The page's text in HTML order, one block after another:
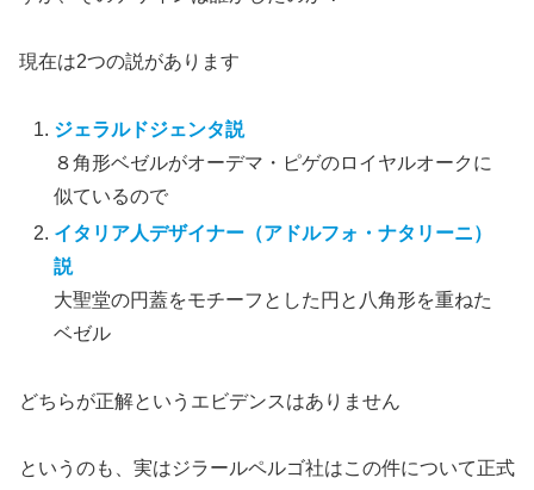
現在は2つの説があります
ジェラルドジェンタ説
８角形ベゼルがオーデマ・ピゲのロイヤルオークに
似ているので
イタリア人デザイナー（アドルフォ・ナタリーニ）
説
大聖堂の円蓋をモチーフとした円と八角形を重ねた
ベゼル
どちらが正解というエビデンスはありません
というのも、実はジラールペルゴ社はこの件について正式